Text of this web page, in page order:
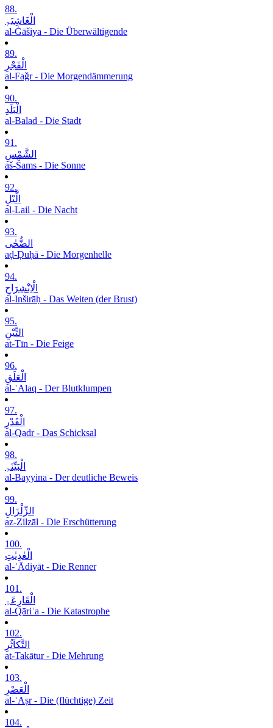
88.
الْغَاشِیَۃِ
al-Ġāšiya - Die Überwältigende
89.
الْفَجْرِ
al-Faǧr - Die Morgendämmerung
90.
الْبَلَدِ
al-Balad - Die Stadt
91.
الشَّمْسِ
aš-Šams - Die Sonne
92.
الَّیْلِ
al-Lail - Die Nacht
93.
الضُّحٰی
aḍ-Ḍuḥā - Die Morgenhelle
94.
الْاِنْشِرَاحِ
al-Inširāḥ - Das Weiten (der Brust)
95.
التِّیْنِ
at-Tīn - Die Feige
96.
الْعَلَقِ
al-ʿAlaq - Der Blutklumpen
97.
الْقَدْرِ
al-Qadr - Das Schicksal
98.
الْبَیِّنَۃِ
al-Bayyina - Der deutliche Beweis
99.
الزِّلْزَالِ
az-Zilzāl - Die Erschütterung
100.
الْعٰدِیٰتِ
al-ʿĀdiyāt - Die Renner
101.
الْقَارِعَۃِ
al-Qāriʿa - Die Katastrophe
102.
التَّکاَثُرِ
at-Takāṯur - Die Mehrung
103.
الْعَصْرِ
al-ʿAṣr - Die (flüchtige) Zeit
104.